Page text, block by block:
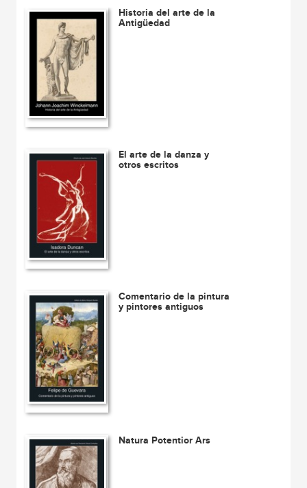
Historia del arte de la
Antigüedad
El arte de la danza y
otros escritos
Comentario de la pintura
y pintores antiguos
Natura Potentior Ars